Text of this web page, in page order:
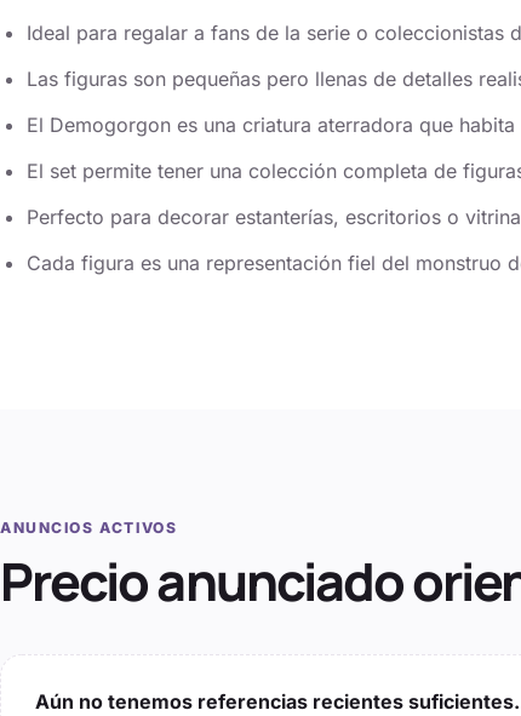
Ideal para regalar a fans de la serie o coleccionistas
Las figuras son pequeñas pero llenas de detalles
El Demogorgon es una criatura aterradora que
El set permite tener una colección completa de
Perfecto para decorar estanterías, escritorios o
Cada figura es una representación fiel del monstruo
ANUNCIOS ACTIVOS
Precio anunciado
Aún no tenemos referencias recientes suficientes.